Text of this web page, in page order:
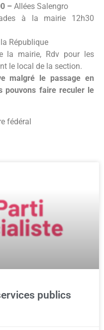
– Allées Salengro
à la mairie 12h30
République
la mairie, Rdv pour les
le local de la section.
malgré le passage en
pouvons faire reculer le
fédéral
publics